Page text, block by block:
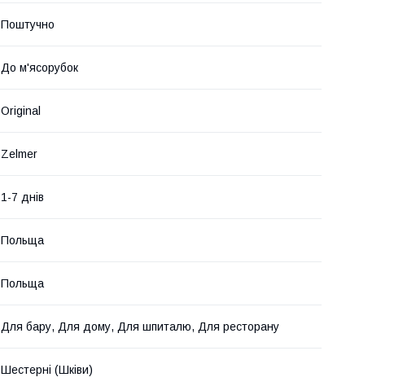
Поштучно
До м'ясорубок
Original
Zelmer
1-7 днів
Польща
Польща
Для бару, Для дому, Для шпиталю, Для ресторану
Шестерні (Шківи)